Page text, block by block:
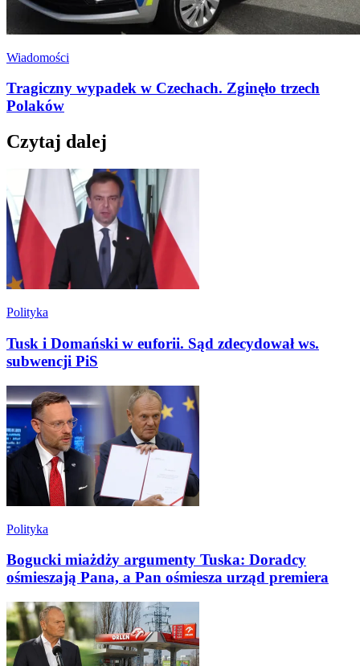
Wiadomości
Tragiczny wypadek w Czechach. Zginęło trzech
Polaków
Czytaj dalej
Polityka
Tusk i Domański w euforii. Sąd zdecydował ws.
subwencji PiS
Polityka
Bogucki miażdży argumenty Tuska: Doradcy
ośmieszają Pana, a Pan ośmiesza urząd premiera